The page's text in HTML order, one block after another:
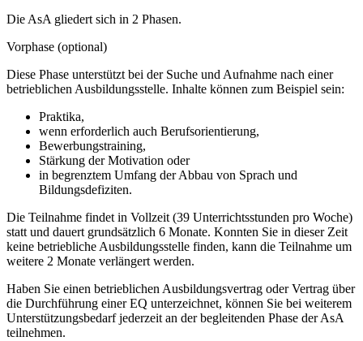
Die AsA gliedert sich in 2 Phasen.
Vorphase (optional)
Diese Phase unterstützt bei der Suche und Aufnahme nach einer
betrieblichen Ausbildungsstelle. Inhalte können zum Beispiel sein:
Praktika,
wenn erforderlich auch Berufsorientierung,
Bewerbungstraining,
Stärkung der Motivation oder
in begrenztem Umfang der Abbau von Sprach und
Bildungsdefiziten.
Die Teilnahme findet in Vollzeit (39 Unterrichtsstunden pro Woche)
statt und dauert grundsätzlich 6 Monate. Konnten Sie in dieser Zeit
keine betriebliche Ausbildungsstelle finden, kann die Teilnahme um
weitere 2 Monate verlängert werden.
Haben Sie einen betrieblichen Ausbildungsvertrag oder Vertrag über
die Durchführung einer EQ unterzeichnet, können Sie bei weiterem
Unterstützungsbedarf jederzeit an der begleitenden Phase der AsA
teilnehmen.